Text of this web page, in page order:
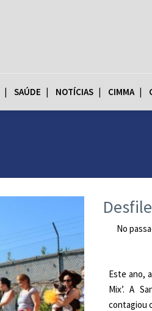
SAÚDE NOTÍCIAS CIMMA
No
Este ano,
Mix’. A
contagiou